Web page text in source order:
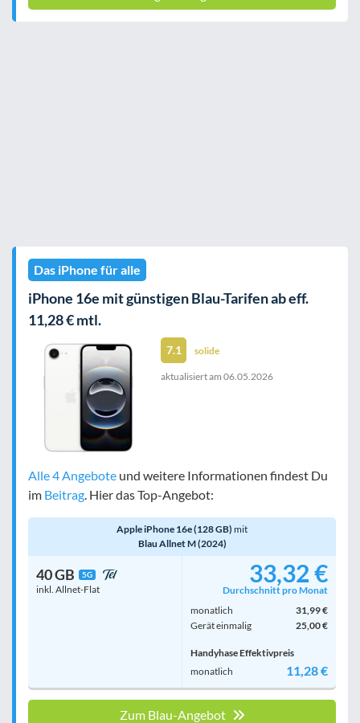
Das iPhone für alle
iPhone 16e mit günstigen Blau-Tarifen ab eff.
11,28 € mtl.
7.1 solide
aktualisiert am 06.05.2026
Alle 4 Angebote und weitere Informationen findest Du
im Beitrag. Hier das Top-Angebot:
Apple iPhone 16e (128 GB) mit
Blau Allnet M (2024)
40 GB 5G
inkl. Allnet-Flat
33,32 €
Durchschnitt pro Monat
monatlich
31,99 €
Gerät einmalig
25,00 €
Handyhase Effektivpreis
monatlich
11,28 €
Zum Blau-Angebot